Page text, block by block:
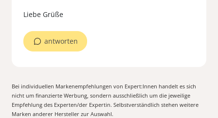
Liebe Grüße
antworten
Bei individuellen Markenempfehlungen von Expert:Innen handelt es sich
nicht um finanzierte Werbung, sondern ausschließlich um die jeweilige
Empfehlung des Experten/der Expertin. Selbstverständlich stehen weitere
Marken anderer Hersteller zur Auswahl.